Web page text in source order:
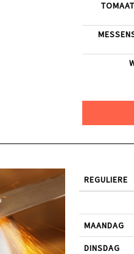
REGULIERE
MAANDAG
DINSDAG